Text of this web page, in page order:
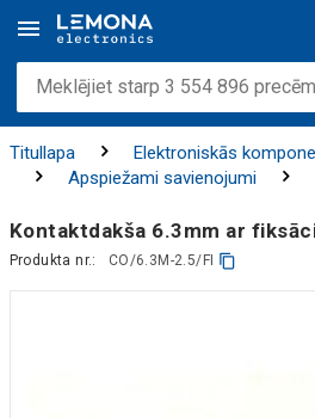
Titullapa Elektroniskās
Apspiežami savienojumi
Kontaktdakša 6.3mm ar
Produkta nr.: CO/6.3M-2.5/FI